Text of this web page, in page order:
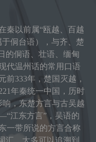
秦以前属“瓯越、百越
侗台语），与齐、楚
的侗语、壮语、缅甸
代温州话的常用口语
前333年，楚国灭越，
年秦统一中国，历时
，东楚方言与古吴越
江东方言”，吴语的
一带所说的方言合称